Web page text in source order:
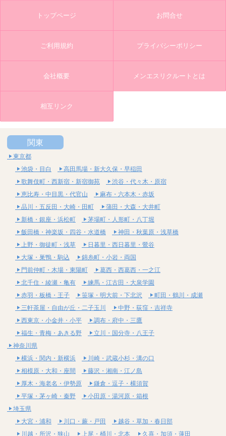
トップページ お問合せ
ご利用規約 プライバシーポリシー
会社概要 メンエスリクルートとは
相互リンク
関東
東京都
池袋・目白
高田馬場・新大久保・早稲田
歌舞伎町・西新宿・新宿御苑
渋谷・代々木・原宿
恵比寿・中目黒・代官山
麻布・六本木・赤坂
品川・五反田・大崎・田町
蒲田・大森・大井町
新橋・銀座・浜松町
茅場町・人形町・八丁堀
飯田橋・神楽坂・四谷・水道橋
神田・秋葉原・浅草橋
上野・御徒町・浅草
日暮里・西日暮里・鶯谷
大塚・巣鴨・駒込
錦糸町・小岩・両国
門前仲町・木場・東陽町
葛西・西葛西・一之江
北千住・綾瀬・亀有
練馬・江古田・大泉学園
赤羽・板橋・王子
笹塚・明大前・下北沢
町田・鶴川・成瀬
三軒茶屋・自由が丘・二子玉川
中野・荻窪・吉祥寺
西東京・小金井・小平
調布・府中・三鷹
福生・青梅・あきる野
立川・国分寺・八王子
神奈川県
横浜・関内・新横浜
川崎・武蔵小杉・溝の口
相模原・大和・座間
藤沢・湘南・江ノ島
厚木・海老名・伊勢原
鎌倉・逗子・横須賀
平塚・茅ヶ崎・秦野
小田原・湯河原・箱根
埼玉県
大宮・浦和
川口・蕨・戸田
越谷・草加・春日部
川越・所沢・狭山
上尾・桶川・北本 久喜・加須・蓮田